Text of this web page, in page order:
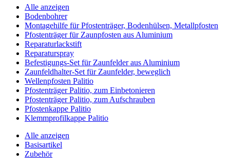
Alle anzeigen
Bodenbohrer
Montagehilfe für Pfostenträger, Bodenhülsen, Metallpfosten
Pfostenträger für Zaunpfosten aus Aluminium
Reparaturlackstift
Reparaturspray
Befestigungs-Set für Zaunfelder aus Aluminium
Zaunfeldhalter-Set für Zaunfelder, beweglich
Wellenpfosten Palitio
Pfostenträger Palitio, zum Einbetonieren
Pfostenträger Palitio, zum Aufschrauben
Pfostenkappe Palitio
Klemmprofilkappe Palitio
Alle anzeigen
Basisartikel
Zubehör